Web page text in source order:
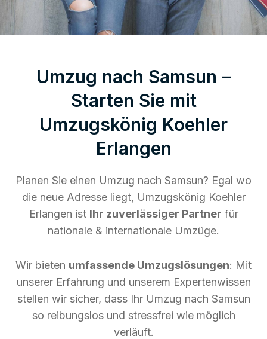
Umzug nach Samsun –
Starten Sie mit
Umzugskönig Koehler
Erlangen
Planen Sie einen Umzug nach Samsun? Egal wo
die neue Adresse liegt, Umzugskönig Koehler
Erlangen ist Ihr zuverlässiger Partner für
nationale & internationale Umzüge.
Wir bieten umfassende Umzugslösungen: Mit
unserer Erfahrung und unserem Expertenwissen
stellen wir sicher, dass Ihr Umzug nach Samsun
so reibungslos und stressfrei wie möglich
verläuft.